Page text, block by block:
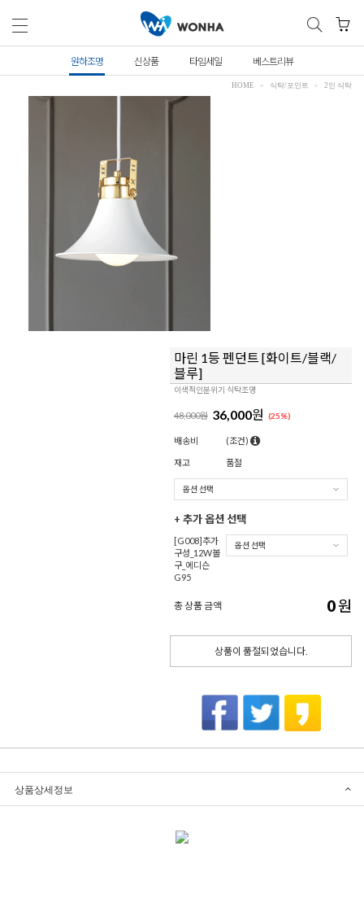
원하조명 신상품 타임세일 베스트리뷰
HOME 식탁/포인트 2인 식탁
마린 1등 펜던트 [화이트/블랙/
블루]
이색적인분위기 식탁조명
48,000원 36,000원 (25%)
배송비 (조건)
재고 품절
+ 추가 옵션 선택
[G008]추가
구성_12W볼
구_에디슨
G95
총 상품 금액 0원
상품이 품절되었습니다.
상품상세정보